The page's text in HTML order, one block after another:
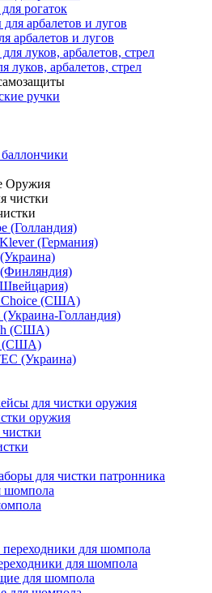
рогаток
арбалетов и лугов
луков, арбалетов, стрел
ручки
Оружия
(Голландия)
(Германия)
Choice (США)
Голландия)
(США)
(США)
(Украина)
для чистки оружия
оружия
для чистки патронника
для шомпола